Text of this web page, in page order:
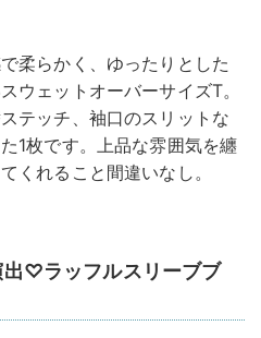
柔らかく、ゆったりとした
ウェットオーバーサイズT。
テッチ、袖口のスリットな
1枚です。上品な雰囲気を纏
くれること間違いなし。
出♡ラッフルスリーブブ